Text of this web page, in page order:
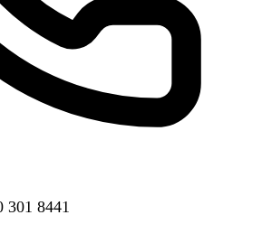
301 8441